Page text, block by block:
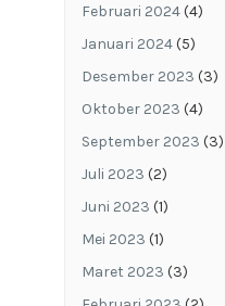
Februari 2024(4)
Januari 2024(5)
Desember 2023 (3)
Oktober 2023 (4)
September 2023 (3)
Juli 2023 (2)
Juni 2023 (1)
Mei 2023 (1)
Maret 2023 (3)